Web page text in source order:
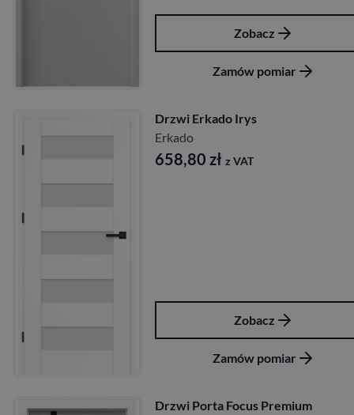
Zobacz
Zamów pomiar
Drzwi Erkado Irys
Erkado
658,80 zł z VAT
Zobacz
Zamów pomiar
Drzwi Porta Focus Premium